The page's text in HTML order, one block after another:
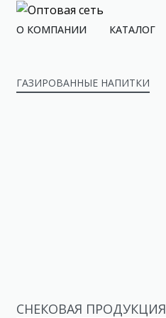
О КОМПАНИИ КАТАЛОГ
ГАЗИРОВАННЫЕ НАПИТКИ
СНЕКОВАЯ ПРОДУКЦИЯ